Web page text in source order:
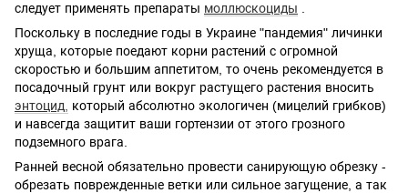
следует применять препараты моллюскоциды
Поскольку в последние годы в Украине "пандемия" личинки
хруща, которые поедают корни растений с огромной
скоростью и большим аппетитом, то очень рекомендуется в
посадочный грунт или вокруг растущего растения вносить
энтоцид
который абсолютно экологичен (мицелий грибков)
и навсегда защитит ваши гортензии от этого грозного
подземного врага.
Ранней весной обязательно провести санирующую обрезку -
обрезать поврежденные ветки или сильное загущение, а так